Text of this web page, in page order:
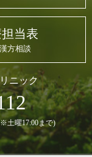
当表
方相談
ニック
土曜17:00まで)